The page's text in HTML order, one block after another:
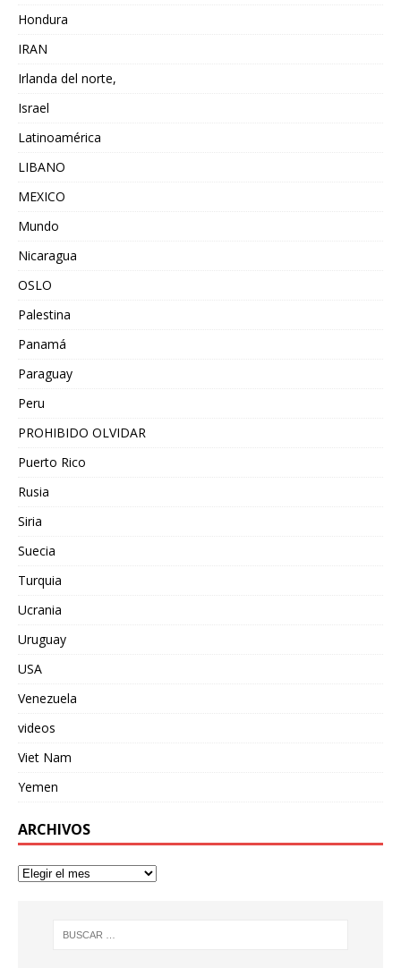
Hondura
IRAN
Irlanda del norte,
Israel
Latinoamérica
LIBANO
MEXICO
Mundo
Nicaragua
OSLO
Palestina
Panamá
Paraguay
Peru
PROHIBIDO OLVIDAR
Puerto Rico
Rusia
Siria
Suecia
Turquia
Ucrania
Uruguay
USA
Venezuela
videos
Viet Nam
Yemen
ARCHIVOS